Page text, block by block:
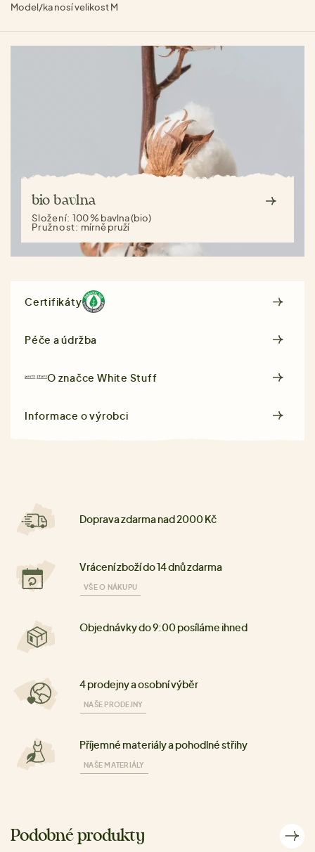
Model/ka nosí velikost M
bio bavlna
Složení:100 % bavlna (bio)
Pružnost: mírně pruží
Certifikáty
Péče a údržba
O značceWhite Stuff
Informace o výrobci
Doprava zdarma nad 2000 Kč
Vrácení zboží do 14 dnů zdarma
VŠE O NÁKUPU
Objednávky do 9:00 posíláme ihned
4 prodejny a osobní výběr
NAŠE PRODEJNY
Příjemné materiály a pohodlné střihy
NAŠE MATERIÁLY
Podobné produkty